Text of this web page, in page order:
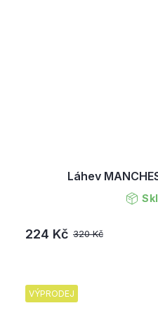
Láhev
320 Kč
224 Kč
VÝPRODEJ